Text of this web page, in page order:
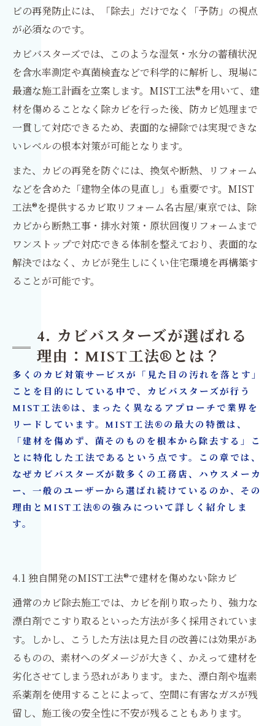
ビの再発防止には、「除去」だけでなく「予防」の視点
が必須なのです。
カビバスターズでは、このような湿気・水分の蓄積状況
を含水率測定や真菌検査などで科学的に解析し、現場に
最適な施工計画を立案します。MIST工法®を用いて、建
材を傷めることなく除カビを行った後、防カビ処理まで
一貫して対応できるため、表面的な掃除では実現できな
いレベルの根本対策が可能となります。
また、カビの再発を防ぐには、換気や断熱、リフォーム
などを含めた「建物全体の見直し」も重要です。MIST
工法®を提供するカビ取リフォーム名古屋/東京では、除
カビから断熱工事・排水対策・原状回復リフォームまで
ワンストップで対応できる体制を整えており、表面的な
解決ではなく、カビが発生しにくい住宅環境を再構築す
ることが可能です。
4. カビバスターズが選ばれる
理由：MIST工法®とは？
多くのカビ対策サービスが「見た目の汚れを落とす」
ことを目的にしている中で、カビバスターズが行う
MIST工法®は、まったく異なるアプローチで業界を
リードしています。MIST工法®の最大の特徴は、
「建材を傷めず、菌そのものを根本から除去する」こ
とに特化した工法であるという点です。この章では、
なぜカビバスターズが数多くの工務店、ハウスメーカ
ー、一般のユーザーから選ばれ続けているのか、その
理由とMIST工法®の強みについて詳しく紹介しま
す。
4.1 独自開発のMIST工法®で建材を傷めない除カビ
通常のカビ除去施工では、カビを削り取ったり、強力な
漂白剤でこすり取るといった方法が多く採用されていま
す。しかし、こうした方法は見た目の改善には効果があ
るものの、素材へのダメージが大きく、かえって建材を
劣化させてしまう恐れがあります。また、漂白剤や塩素
系薬剤を使用することによって、空間に有害なガスが残
留し、施工後の安全性に不安が残ることもあります。